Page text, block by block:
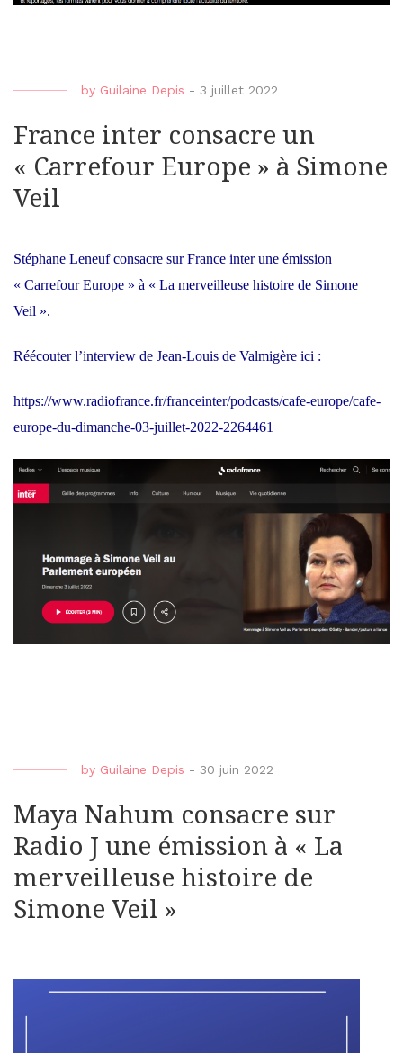
by Guilaine Depis - 3 juillet 2022
France inter consacre un
« Carrefour Europe » à Simone
Veil
Stéphane Leneuf consacre sur France inter une émission
« Carrefour Europe » à « La merveilleuse histoire de Simone
Veil ».
Réécouter l’interview de Jean-Louis de Valmigère ici :
https://www.radiofrance.fr/franceinter/podcasts/cafe-europe/cafe-
europe-du-dimanche-03-juillet-2022-2264461
by Guilaine Depis - 30 juin 2022
Maya Nahum consacre sur
Radio J une émission à « La
merveilleuse histoire de
Simone Veil »